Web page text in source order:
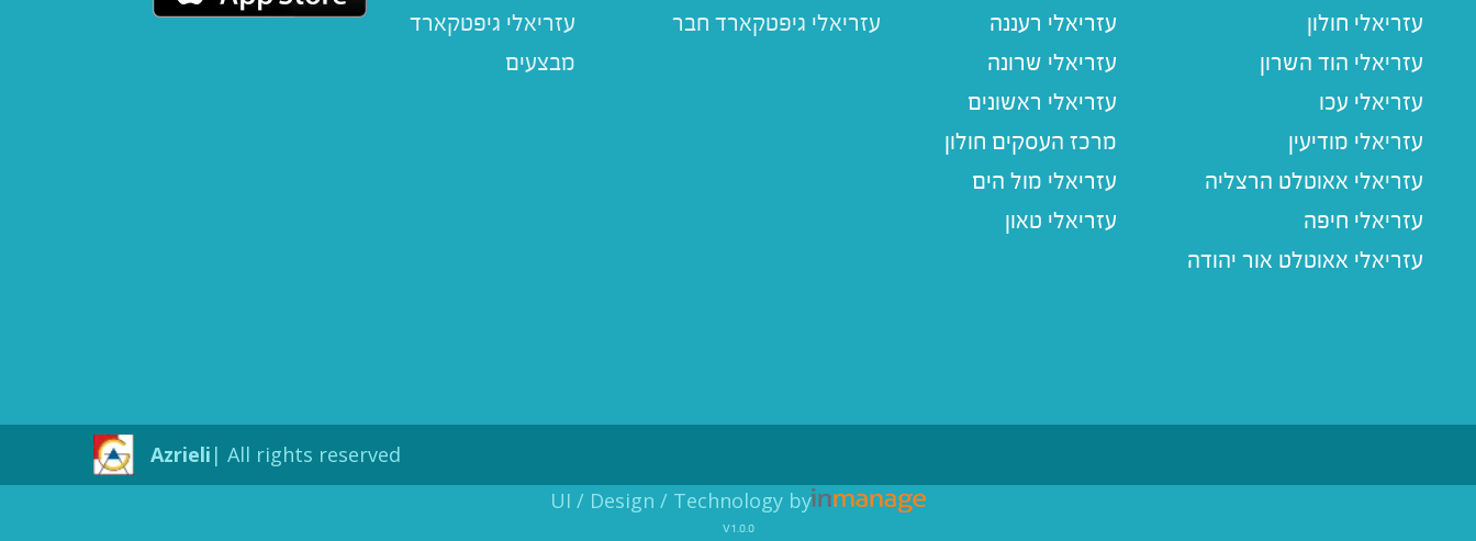
עזריאלי חולון
עזריאלי הוד השרון
עזריאלי עכו
עזריאלי מודיעין
עזריאלי אאוטלט הרצליה
עזריאלי חיפה
עזריאלי אאוטלט אור יהודה
עזריאלי רעננה
עזריאלי שרונה
עזריאלי ראשונים
מרכז העסקים חולון
עזריאלי מול הים
עזריאלי טאון
עזריאלי גיפטקארד
מבצעים
All rights reserved |
Azrieli
UI / Design / Technology by
v1.0.0